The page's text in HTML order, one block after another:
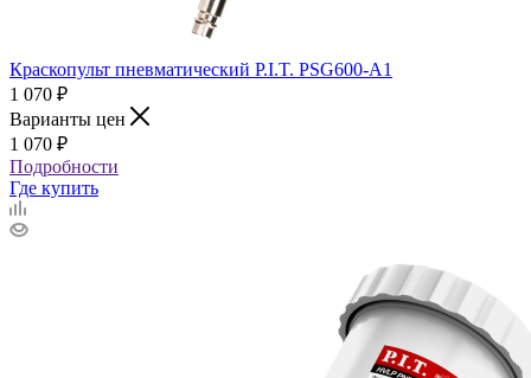
Краскопульт пневматический P.I.T. PSG600-A1
1 070 ₽
Варианты цен
1 070 ₽
Подробности
Где купить